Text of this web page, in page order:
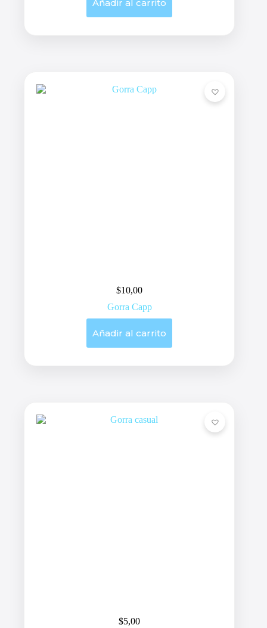
Añadir al carrito
$10,00
Gorra Capp
Añadir al carrito
$5,00